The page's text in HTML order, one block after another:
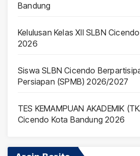
Bandung
Kelulusan Kelas XII SLBN
2026
Siswa SLBN Cicendo
Persiapan (SPMB) 2026/2027
TES KEMAMPUAN AKADEMIK
Cicendo Kota Bandung 2026